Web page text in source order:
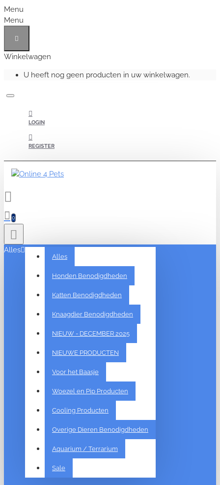
Menu
Menu
Winkelwagen
U heeft nog geen producten in uw winkelwagen.
LOGIN
REGISTER
0
Alles
Alles
Honden Benodigdheden
Katten Benodigdheden
Knaagdier Benodigdheden
NIEUW - DECEMBER 2025
NIEUWE PRODUCTEN
Voor het Baasje
Woezel en Pip Producten
Cooling Producten
Overige Dieren Benodigdheden
Aquarium / Terrarium
Sale